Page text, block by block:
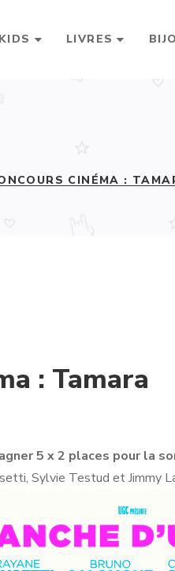
KIDS LIVRES
CINÉMA :
: Tamara
5 x 2 places pour la
Sylvie Testud et Jimmy